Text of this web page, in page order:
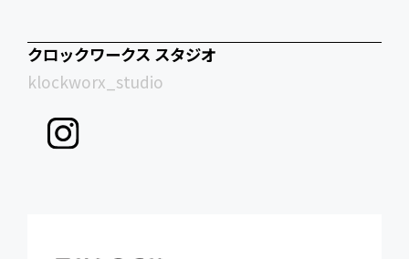
クロックワークス スタジオ
klockworx_studio